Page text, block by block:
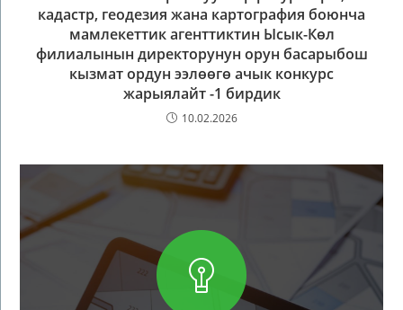
кадастр, геодезия жана картография боюнча
мамлекеттик агенттиктин Ысык-Көл
филиалынын директорунун орун басарыбош
кызмат ордун ээлөөгө ачык конкурс
жарыялайт -1 бирдик
10.02.2026